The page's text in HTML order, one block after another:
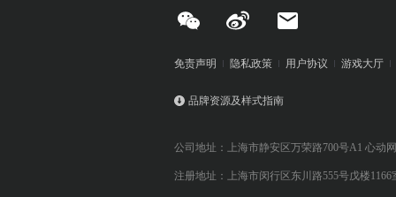
免责声明 隐私政策 用户协议 游戏大厅
品牌资源及样式指南
公司地址：上海市静安区万荣路700号A1 心动
注册地址：上海市闵行区东川路555号戊楼1166